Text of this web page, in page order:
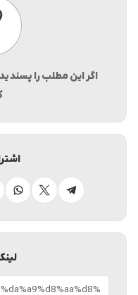
اگر این مطلب را
تلگرام ایکس